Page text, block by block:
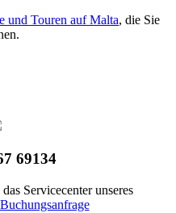
und Touren auf Malta, die Sie
69134
Servicecenter unseres
Buchungsanfrage